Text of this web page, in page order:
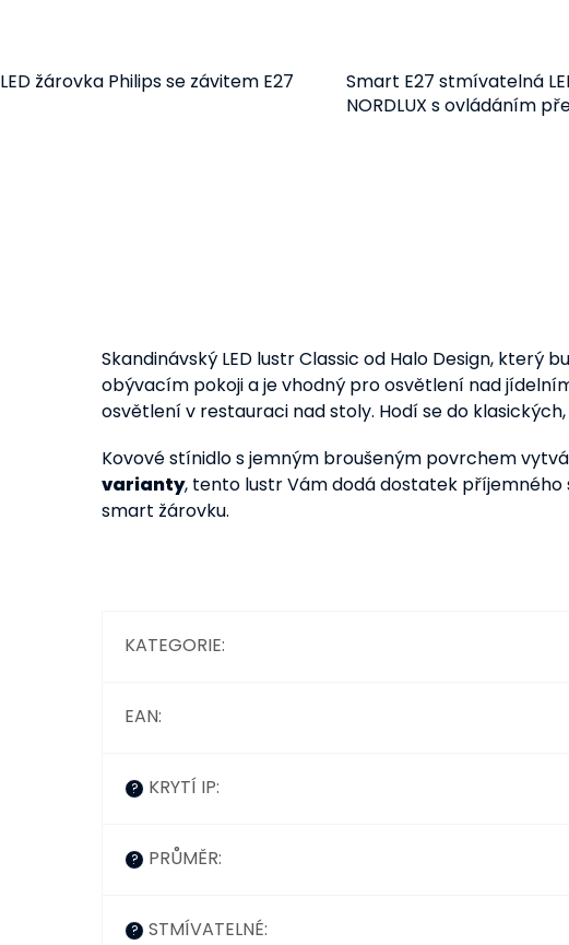
LED žárovka Philips se závitem E27
Smart E27 stmívatelná
NORDLUX s ovládáním
Skandinávský LED lustr Classic od Halo Design, který
obývacím pokoji a je vhodný pro osvětlení nad
osvětlení v restauraci nad stoly. Hodí se do klasických,
Kovové stínidlo s jemným broušeným povrchem
varianty, tento lustr Vám dodá dostatek příjemného
smart žárovku.
KATEGORIE:
EAN:
? KRYTÍ IP:
? PRŮMĚR:
? STMÍVATELNÉ: